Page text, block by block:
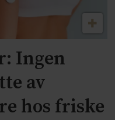
Ingen
av
hos friske